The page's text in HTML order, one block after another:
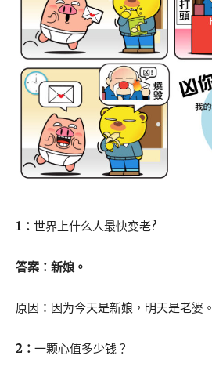
1： 世界上什么人最快变老?
答案：新娘。
原因：因为今天是新娘，明天是老婆。
2： 一颗心值多少钱？